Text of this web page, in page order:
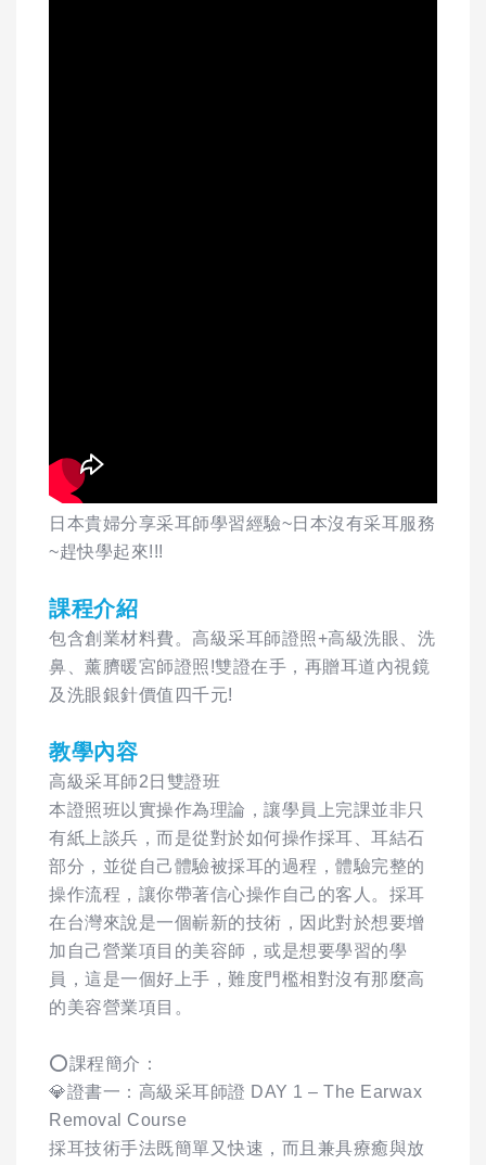
日本貴婦分享采耳師學習經驗~日本沒有采耳服務
~趕快學起來!!!
課程介紹
包含創業材料費。高級采耳師證照+高級洗眼、洗
鼻、薰臍暖宮師證照!雙證在手，再贈耳道內視鏡
及洗眼銀針價值四千元!
教學內容
高級采耳師2日雙證班
本證照班以實操作為理論，讓學員上完課並非只
有紙上談兵，而是從對於如何操作採耳、耳結石
部分，並從自己體驗被採耳的過程，體驗完整的
操作流程，讓你帶著信心操作自己的客人。採耳
在台灣來說是一個嶄新的技術，因此對於想要增
加自己營業項目的美容師，或是想要學習的學
員，這是一個好上手，難度門檻相對沒有那麼高
的美容營業項目。
⭕️課程簡介：
💎證書一：高級采耳師證 DAY 1 – The Earwax
Removal Course
採耳技術手法既簡單又快速，而且兼具療癒與放